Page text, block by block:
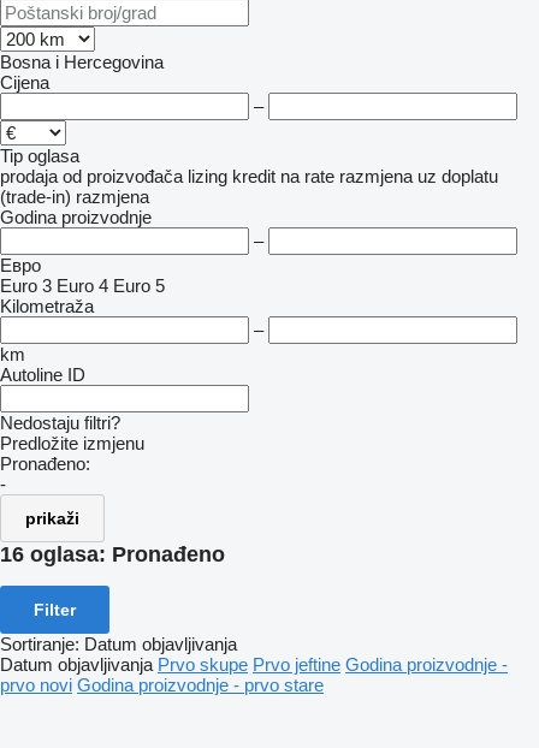
Bosna i Hercegovina
Cijena
–
Tip oglasa
prodaja od proizvođača lizing kredit na rate razmjena uz doplatu
(trade-in) razmjena
Godina proizvodnje
–
Евро
Euro 3 Euro 4 Euro 5
Kilometraža
–
km
Autoline ID
Nedostaju filtri?
Predložite izmjenu
Pronađeno:
-
prikaži
16 oglasa: Pronađeno
Filter
Sortiranje: Datum objavljivanja
Datum objavljivanja Prvo skupe Prvo jeftine Godina proizvodnje -
prvo novi Godina proizvodnje - prvo stare